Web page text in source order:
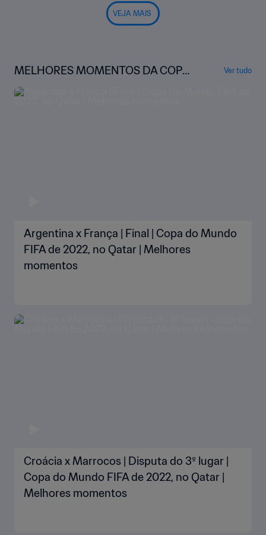
VEJA MAIS
MELHORES MOMENTOS DA COPA
DO MUNDO
Ver tudo
Argentina x França | Final | Copa do Mundo
FIFA de 2022, no Qatar | Melhores
momentos
Croácia x Marrocos | Disputa do 3º lugar |
Copa do Mundo FIFA de 2022, no Qatar |
Melhores momentos